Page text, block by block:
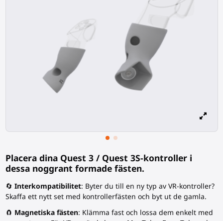
Placera dina Quest 3 / Quest 3S-kontroller i
dessa noggrant formade fästen.
🔄 Interkompatibilitet: Byter du till en ny typ av VR-kontroller?
Skaffa ett nytt set med kontrollerfästen och byt ut de gamla.
🧲 Magnetiska fästen: Klämma fast och lossa dem enkelt med